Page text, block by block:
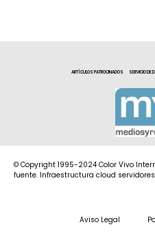
ARTÍCULOS PATROCINADOS SERVICIO DE
© Copyright 1995-2024 Color Vivo
fuente. Infraestructura cloud
Aviso Legal